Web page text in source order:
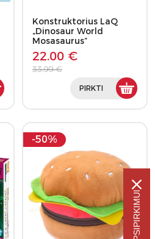
Konstruktorius LaQ
„Dinosaur World
Mosasaurus”
22.00 €
33.99 €
PIRKTI
-50%